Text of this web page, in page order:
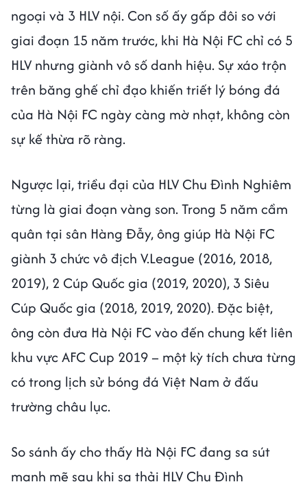
ngoại và 3 HLV nội. Con số ấy gấp đôi so với
giai đoạn 15 năm trước, khi Hà Nội FC chỉ có 5
HLV nhưng giành vô số danh hiệu. Sự xáo trộn
trên băng ghế chỉ đạo khiến triết lý bóng đá
của Hà Nội FC ngày càng mờ nhạt, không còn
sự kế thừa rõ ràng.
Ngược lại, triều đại của HLV Chu Đình Nghiêm
từng là giai đoạn vàng son. Trong 5 năm cầm
quân tại sân Hàng Đẫy, ông giúp Hà Nội FC
giành 3 chức vô địch V.League (2016, 2018,
2019), 2 Cúp Quốc gia (2019, 2020), 3 Siêu
Cúp Quốc gia (2018, 2019, 2020). Đặc biệt,
ông còn đưa Hà Nội FC vào đến chung kết liên
khu vực AFC Cup 2019 – một kỳ tích chưa từng
có trong lịch sử bóng đá Việt Nam ở đấu
trường châu lục.
So sánh ấy cho thấy Hà Nội FC đang sa sút
mạnh mẽ sau khi sa thải HLV Chu Đình